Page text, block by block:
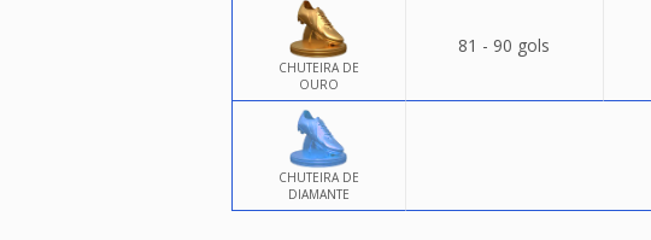
CHUTEIRA DE
OURO
81 - 90 gols
CHUTEIRA DE
DIAMANTE